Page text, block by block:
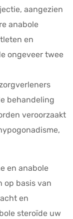
aangezien
anabole
en
ongeveer twee
behandeling
veroorzaakt
en anabole
op basis van
en
steroïde uw